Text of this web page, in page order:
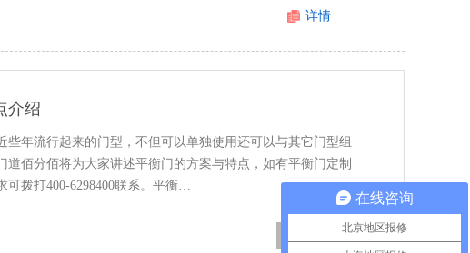
详情
介绍
些年流行起来的门型，不但可以单独使用还可以与其它门型组
道佰分佰将为大家讲述平衡门的方案与特点，如有平衡门定制
可拨打400-6298400联系。平衡…
了解详情
在线咨询
北京地区报修